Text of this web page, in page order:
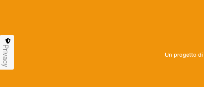
Un progetto di
Privacy